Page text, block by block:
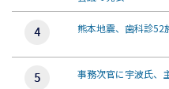
熊本地震、歯科診
事務次官に宇波氏